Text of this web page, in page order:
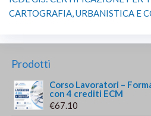
CARTOGRAFIA, URBANISTICA E
Prodotti
Corso Lavoratori –
con 4 crediti ECM
€67.10